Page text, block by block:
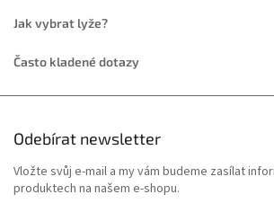
Jak vybrat lyže?
Často kladené dotazy
Odebírat newsletter
Vložte svůj e-mail a my vám budeme zasílat
produktech na našem e-shopu.